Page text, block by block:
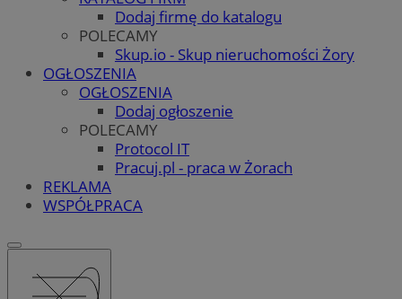
Dodaj firmę do katalogu
POLECAMY
Skup.io - Skup nieruchomości Żory
OGŁOSZENIA
OGŁOSZENIA
Dodaj ogłoszenie
POLECAMY
Protocol IT
Pracuj.pl - praca w Żorach
REKLAMA
WSPÓŁPRACA